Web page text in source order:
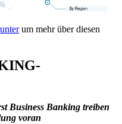
um mehr über diesen
Business Banking treiben
voran